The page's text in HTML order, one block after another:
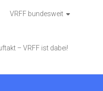
VRFF bundesweit
– VRFF ist dabei!